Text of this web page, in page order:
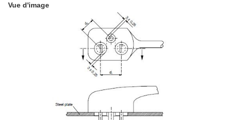
Vue d'image